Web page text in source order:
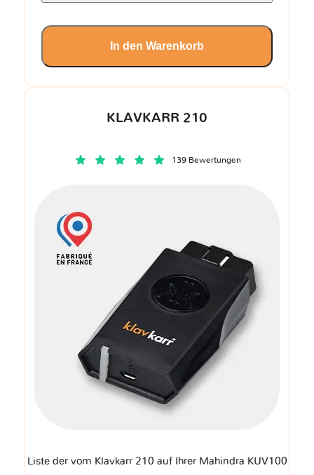
KLAVKARR 210
139 Bewertungen
Liste der vom Klavkarr 210 auf Ihrer Mahindra KUV100
In den Warenkorb